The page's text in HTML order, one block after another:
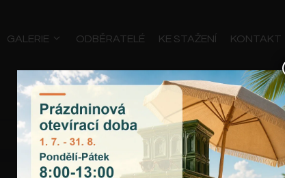
GALERIE ODBĚRATELÉ KE STAŽENÍ KONTAKT